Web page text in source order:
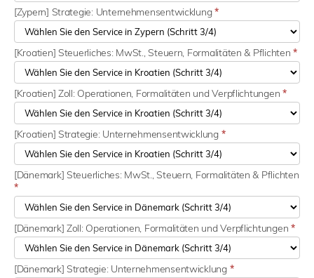
[Zypern] Strategie: Unternehmensentwicklung*
[Kroatien] Steuerliches: MwSt., Steuern, Formalitäten & Pflichten*
[Kroatien] Zoll: Operationen, Formalitäten und Verpflichtungen *
[Kroatien] Strategie: Unternehmensentwicklung *
[Dänemark] Steuerliches: MwSt., Steuern, Formalitäten & Pflichten
*
[Dänemark] Zoll: Operationen, Formalitäten und Verpflichtungen *
[Dänemark] Strategie: Unternehmensentwicklung *